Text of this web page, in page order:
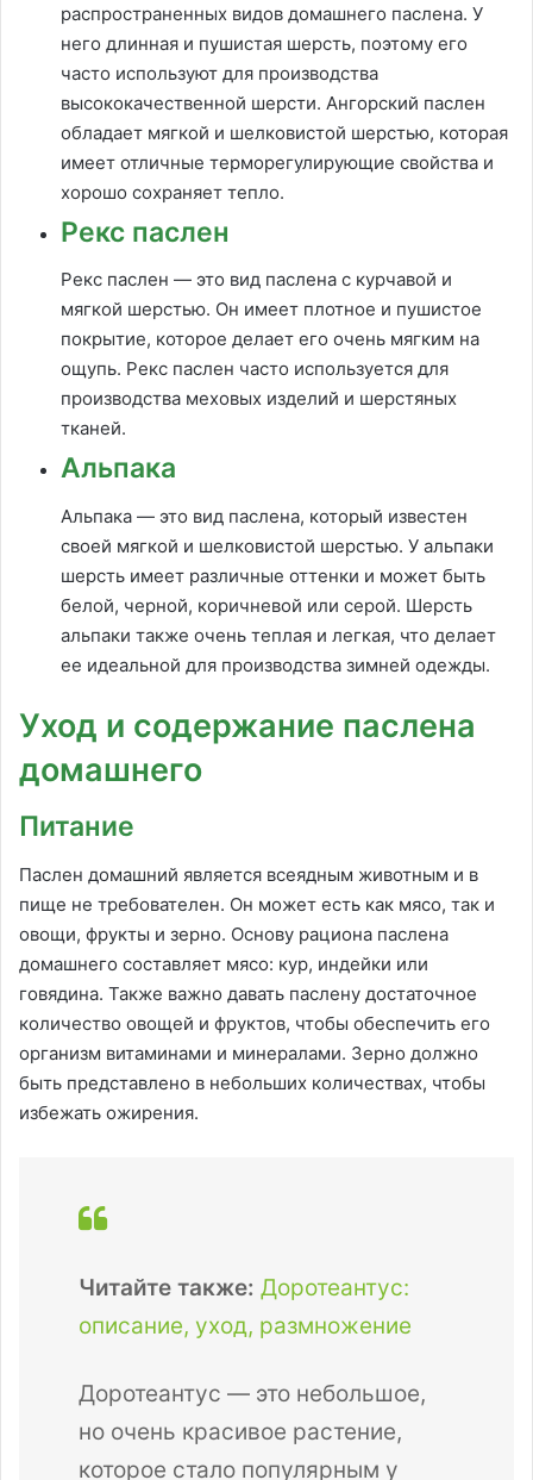
распространенных видов домашнего паслена. У
него длинная и пушистая шерсть, поэтому его
часто используют для производства
высококачественной шерсти. Ангорский паслен
обладает мягкой и шелковистой шерстью, которая
имеет отличные терморегулирующие свойства и
хорошо сохраняет тепло.
Рекс паслен
Рекс паслен — это вид паслена с курчавой и
мягкой шерстью. Он имеет плотное и пушистое
покрытие, которое делает его очень мягким на
ощупь. Рекс паслен часто используется для
производства меховых изделий и шерстяных
тканей.
Альпака
Альпака — это вид паслена, который известен
своей мягкой и шелковистой шерстью. У альпаки
шерсть имеет различные оттенки и может быть
белой, черной, коричневой или серой. Шерсть
альпаки также очень теплая и легкая, что делает
ее идеальной для производства зимней одежды.
Уход и содержание паслена
домашнего
Питание
Паслен домашний является всеядным животным и в
пище не требователен. Он может есть как мясо, так и
овощи, фрукты и зерно. Основу рациона паслена
домашнего составляет мясо: кур, индейки или
говядина. Также важно давать паслену достаточное
количество овощей и фруктов, чтобы обеспечить его
организм витаминами и минералами. Зерно должно
быть представлено в небольших количествах, чтобы
избежать ожирения.
Читайте также: Доротеантус:
описание, уход, размножение
Доротеантус — это небольшое,
но очень красивое растение,
которое стало популярным у